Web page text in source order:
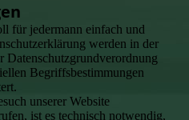
für jedermann einfach und
werden in der
Begriffsbestimmungen
unserer Website
ist es technisch notwendig,